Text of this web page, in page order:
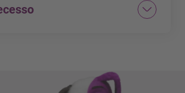
per l’intera durata del contratto
delle rate mensili
per l’intera durata del contratto